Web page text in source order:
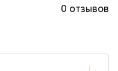
0 отзывов